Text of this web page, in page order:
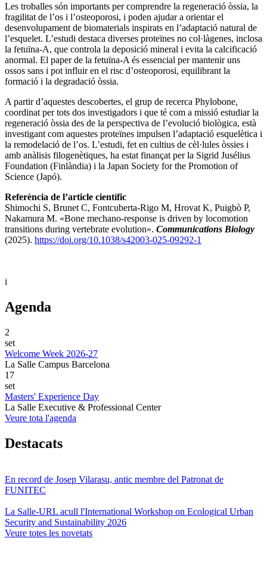
Les troballes són importants per comprendre la regeneració òssia, la
fragilitat de l’os i l’osteoporosi, i poden ajudar a orientar el
desenvolupament de biomaterials inspirats en l’adaptació natural de
l’esquelet. L’estudi destaca diverses proteïnes no col·làgenes, inclosa
la fetuïna-A, que controla la deposició mineral i evita la calcificació
anormal. El paper de la fetuïna-A és essencial per mantenir uns
ossos sans i pot influir en el risc d’osteoporosi, equilibrant la
formació i la degradació òssia.
A partir d’aquestes descobertes, el grup de recerca Phylobone,
coordinat per tots dos investigadors i que té com a missió estudiar la
regeneració òssia des de la perspectiva de l’evolució biològica, està
investigant com aquestes proteïnes impulsen l’adaptació esquelètica i
la remodelació de l’os. L’estudi, fet en cultius de cèl·lules òssies i
amb anàlisis filogenètiques, ha estat finançat per la Sigrid Jusélius
Foundation (Finlàndia) i la Japan Society for the Promotion of
Science (Japó).
Referència de l’article científic
Shimochi S, Brunet C, Fontcuberta-Rigo M, Hrovat K, Puigbò P,
Nakamura M. «Bone mechano-response is driven by locomotion
transitions during vertebrate evolution». Communications Biology
(2025). https://doi.org/10.1038/s42003-025-09292-1
i
Agenda
2
set
Welcome Week 2026-27
La Salle Campus Barcelona
17
set
Masters' Experience Day
La Salle Executive & Professional Center
Veure tota l'agenda
Destacats
En record de Josep Vilarasu, antic membre del Patronat de
FUNITEC
La Salle-URL acull l'International Workshop on Ecological Urban
Security and Sustainability 2026
Veure totes les novetats